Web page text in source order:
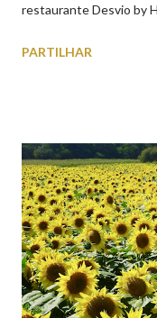
restaurante Desvio by
peças históricas
PARTILHAR